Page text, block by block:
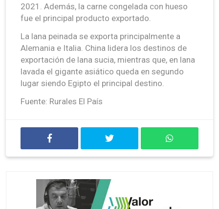
2021. Además, la carne congelada con hueso
fue el principal producto exportado.
La lana peinada se exporta principalmente a
Alemania e Italia. China lidera los destinos de
exportación de lana sucia, mientras que, en lana
lavada el gigante asiático queda en segundo
lugar siendo Egipto el principal destino.
Fuente: Rurales El País